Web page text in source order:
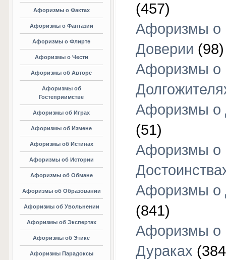
Афоризмы о Фактах
Афоризмы о Фантазии
Афоризмы о Флирте
Афоризмы о Чести
Афоризмы об Авторе
Афоризмы об
Гостеприимстве
Афоризмы об Играх
Афоризмы об Измене
Афоризмы об Истинах
Афоризмы об Истории
Афоризмы об Обмане
Афоризмы об Образовании
Афоризмы об Увольнении
Афоризмы об Экспертах
Афоризмы об Этике
Афоризмы Парадоксы
(457)
Афоризмы о
Доверии (98)
Афоризмы о
Афоризмы о
(51)
Афоризмы о
Афоризмы о
(841)
Афоризмы о
Дураках